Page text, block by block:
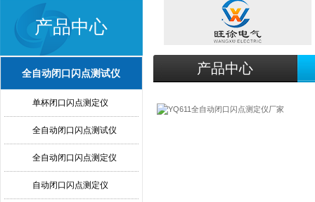
产品中心
全自动闭口闪点测试仪
单杯闭口闪点测定仪
全自动闭口闪点测试仪
全自动闭口闪点测定仪
自动闭口闪点测定仪
产品中心